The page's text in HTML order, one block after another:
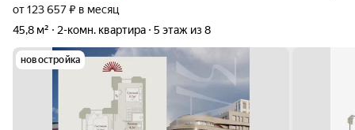
от 123 657 ₽ в месяц
45,8 м²
2-комн. квартира 5 этаж из 8
новостройка